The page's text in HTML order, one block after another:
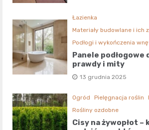
Łazienka
Materiały budowlane i ich
Podłogi i wykończenia
Panele podłogowe
prawdy i mity
13 grudnia 2025
Ogród Pielęgnacja roślin
Rośliny ozdobne
Cisy na żywopłot –